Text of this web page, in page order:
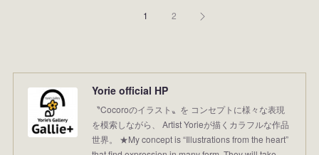
1 2
Yorie official HP
〝Cocoroのイラスト〟を コンセプトに様々な表現
を模索しながら、 Artist Yorieが描くカラフルな作品
世界。 ★My concept is “Illustrations from the heart”